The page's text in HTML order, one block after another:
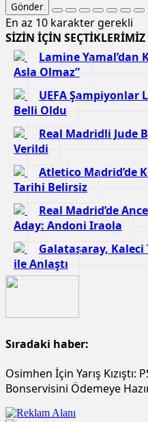
Gönder
En az 10 karakter gerekli
SİZİN İÇİN SEÇTİKLERİMİZ
Lamine Yamal’dan
Asla Olmaz”
UEFA Şampiyonlar
Belli Oldu
Real Madridli Jude
Verildi
Atletico Madrid’de
Tarihi Belirsiz
Real Madrid’de
Aday: Andoni Iraola
Galatasaray,
ile Anlaştı
Sıradaki haber:
Osimhen İçin Yarış
Bonservisini Ödemeye